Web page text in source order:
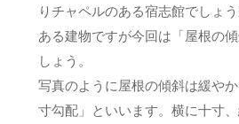
りチャペルのある宿志館でしょ
ある建物ですが今回は「屋根の
しょう。
写真のように屋根の傾斜は緩や
寸勾配」といいます。横に十寸